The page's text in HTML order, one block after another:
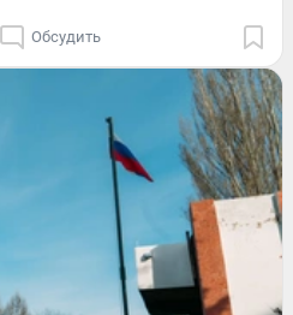
Обсудить